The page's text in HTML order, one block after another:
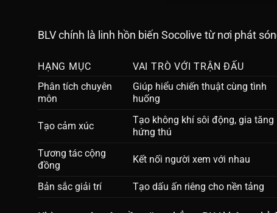
BLV chính là linh hồn biến Socolive từ nơi phát
HẠNG MỤC VAI TRÒ VỚI TRẬN ĐẤU
Phân tích chuyên
môn
Giúp hiểu chiến thuật cùng tình
huống
Tạo cảm xúc
Tạo không khí sôi động, gia tăng
hứng thú
Tương tác cộng
đồng
Kết nối người xem với nhau
Bản sắc giải trí Tạo dấu ấn riêng cho nền tảng